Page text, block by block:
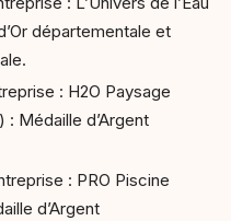
départementale et
: H2O Paysage
Médaille d’Argent
: PRO Piscine
d’Argent